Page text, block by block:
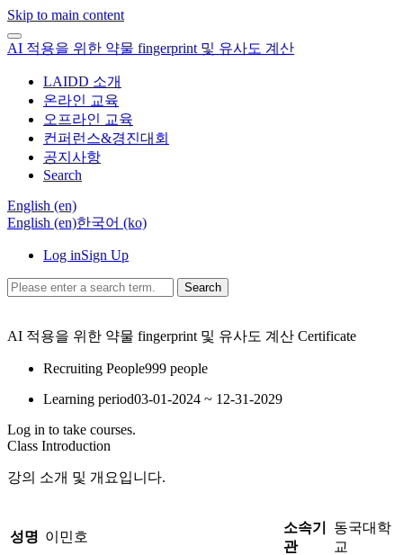
Skip to main content
AI 적용을 위한 약물 fingerprint 및 유사도 계산
LAIDD 소개
온라인 교육
오프라인 교육
컨퍼런스&경진대회
공지사항
Search
English ‎(en)‎
English ‎(en)‎한국어 ‎(ko)‎
Log inSign Up
Search
AI 적용을 위한 약물 fingerprint 및 유사도 계산 Certificate
Recruiting People999 people
Learning period03-01-2024 ~ 12-31-2029
Log in to take courses.
Class Introduction
강의 소개 및 개요입니다.
성명 이민호
소속기
관
동국대학
교